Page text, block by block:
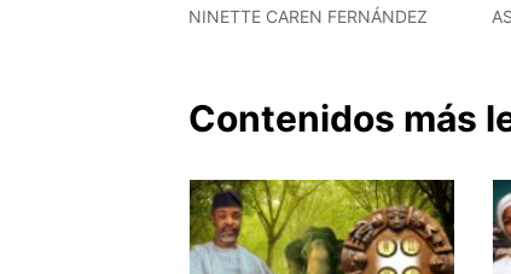
NINETTE CAREN FERNÁNDEZ
Contenidos más